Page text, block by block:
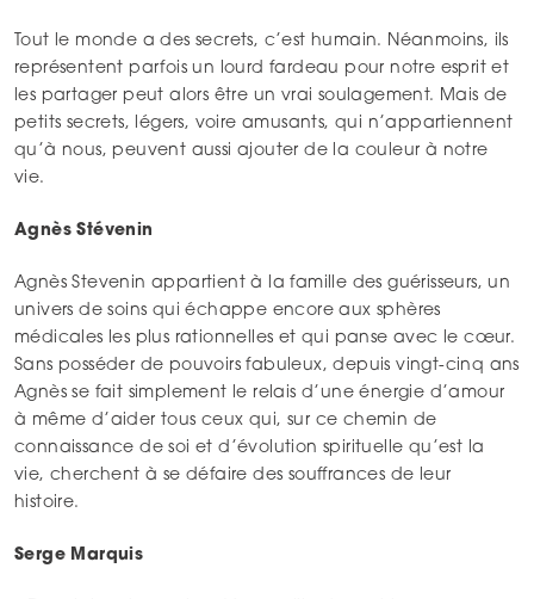
Tout le monde a des secrets, c’est humain. Néanmoins, ils
représentent parfois un lourd fardeau pour notre esprit et
les partager peut alors être un vrai soulagement. Mais de
petits secrets, légers, voire amusants, qui n’appartiennent
qu’à nous, peuvent aussi ajouter de la couleur à notre
vie.
Agnès Stévenin
Agnès Stevenin appartient à la famille des guérisseurs, un
univers de soins qui échappe encore aux sphères
médicales les plus rationnelles et qui panse avec le cœur.
Sans posséder de pouvoirs fabuleux, depuis vingt-cinq ans
Agnès se fait simplement le relais d’une énergie d’amour
à même d’aider tous ceux qui, sur ce chemin de
connaissance de soi et d’évolution spirituelle qu’est la
vie, cherchent à se défaire des souffrances de leur
histoire.
Serge Marquis